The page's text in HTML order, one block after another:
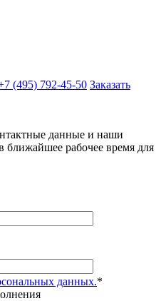
(495) 792-45-50 Заказать
данные и наши
ближайшее рабочее время для
данных.*